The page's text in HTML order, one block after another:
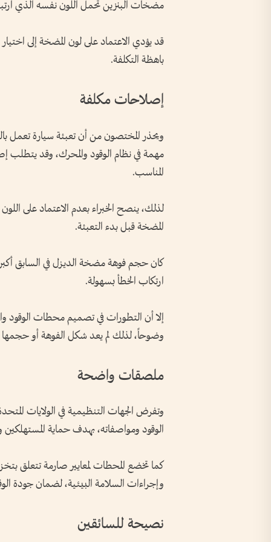
مضخات البنزين تحمل اللون نفسه الذي
قد يؤدي الاعتماد على لون المضخة إلى
باهظة التكلفة.
إصلاحات مكلفة
ويحذر المختصون من أن تعبئة سيارة تعمل
مهمة في نظام الوقود والمحرك، وقد يتطلب
المناسب.
لذلك، ينصح الخبراء بعدم الاعتماد على
المضخة قبل بدء التعبئة.
كان حجم فوهة مضخة الديزل في السابق
ارتكاب الخطأ بسهولة.
إلا أن التطورات في تصميم محطات الوقود
وضوحاً، لذلك لم يعد شكل الفوهة أو
ملصقات واضحة
وتفرض الجهات التنظيمية في الولايات
الوقود ومواصفاته، بهدف حماية المستهلكين
كما تخضع المحطات لمعايير صارمة تتعلق
وإجراءات السلامة البيئية، لضمان جودة
نصيحة للسائقين